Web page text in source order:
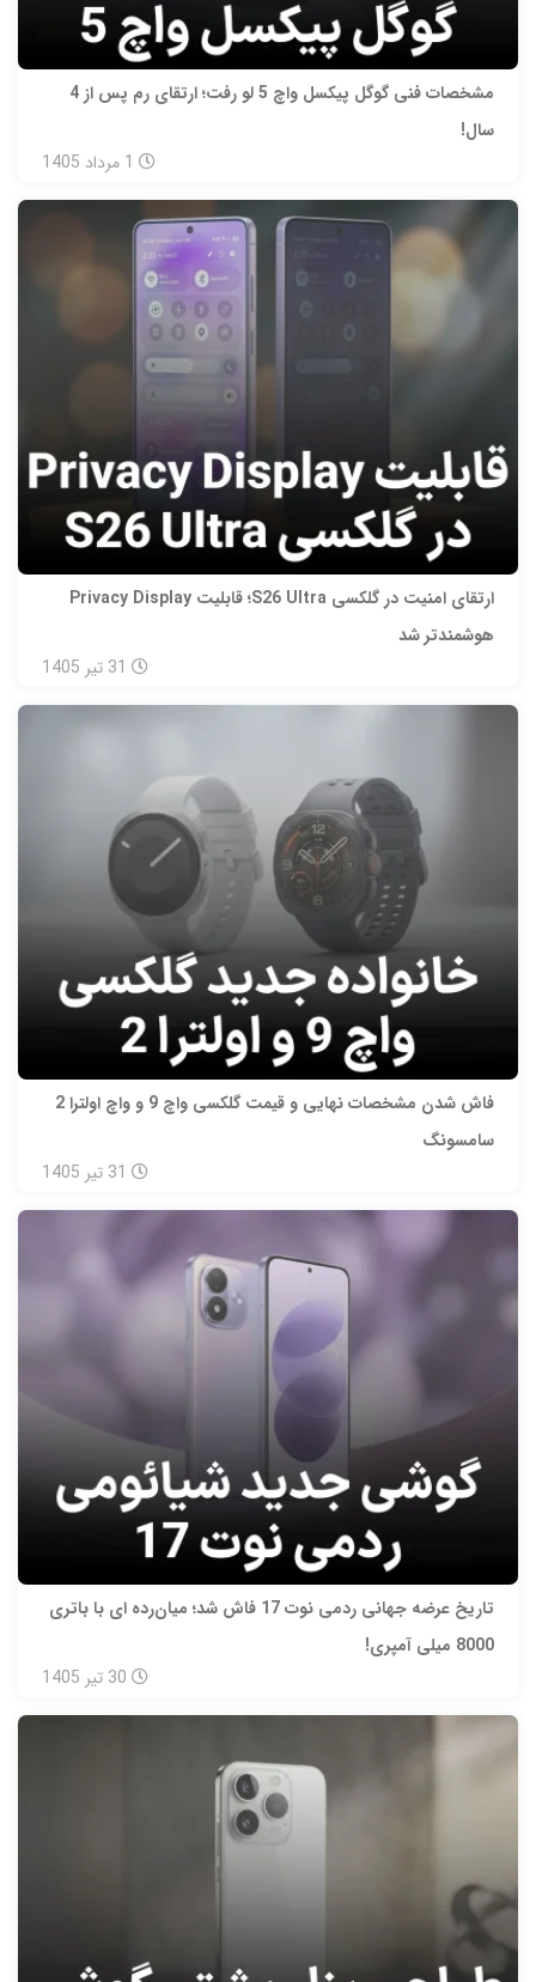
مشخصات فنی گوگل پیکسل واچ 5 لو رفت؛ ارتقای رم پس از 4
سال!
1 مرداد 1405
ارتقای امنیت در گلکسی S26 Ultra؛ قابلیت Privacy Display
هوشمندتر شد
31 تیر 1405
فاش شدن مشخصات نهایی و قیمت گلکسی واچ 9 و واچ اولترا 2
سامسونگ
31 تیر 1405
تاریخ عرضه جهانی ردمی نوت 17 فاش شد؛ میان‌رده‌ ای با باتری
8000 میلی‌ آمپری!
30 تیر 1405